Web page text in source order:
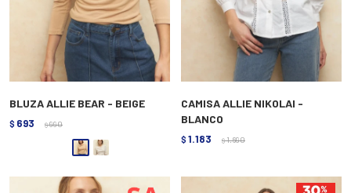
BLUZA ALLIE BEAR - BEIGE
$ 693 $ 990
CAMISA ALLIE NIKOLAI -
BLANCO
$ 1.183 $ 1.690